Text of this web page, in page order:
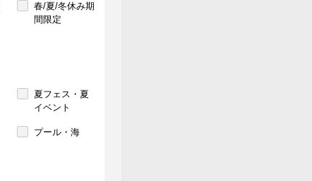
春/夏/冬休み期
間限定
夏フェス・夏
イベント
プール・海